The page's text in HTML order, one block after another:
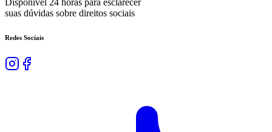
Disponível 24 horas para esclarecer
suas dúvidas sobre direitos sociais
Redes Sociais